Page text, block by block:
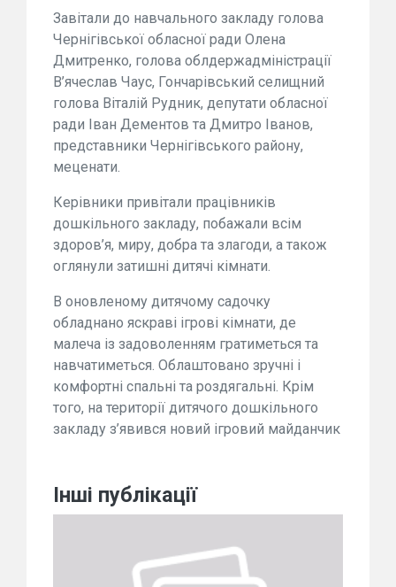
Завітали до навчального закладу голова
Чернігівської обласної ради Олена
Дмитренко, голова облдержадміністрації
В’ячеслав Чаус, Гончарівський селищний
голова Віталій Рудник, депутати обласної
ради Іван Дементов та Дмитро Іванов,
представники Чернігівського району,
меценати.
Керівники привітали працівників
дошкільного закладу, побажали всім
здоров’я, миру, добра та злагоди, а також
оглянули затишні дитячі кімнати.
В оновленому дитячому садочку
обладнано яскраві ігрові кімнати, де
малеча із задоволенням гратиметься та
навчатиметься. Облаштовано зручні і
комфортні спальні та роздягальні. Крім
того, на території дитячого дошкільного
закладу з’явився новий ігровий майданчик
Інші публікації